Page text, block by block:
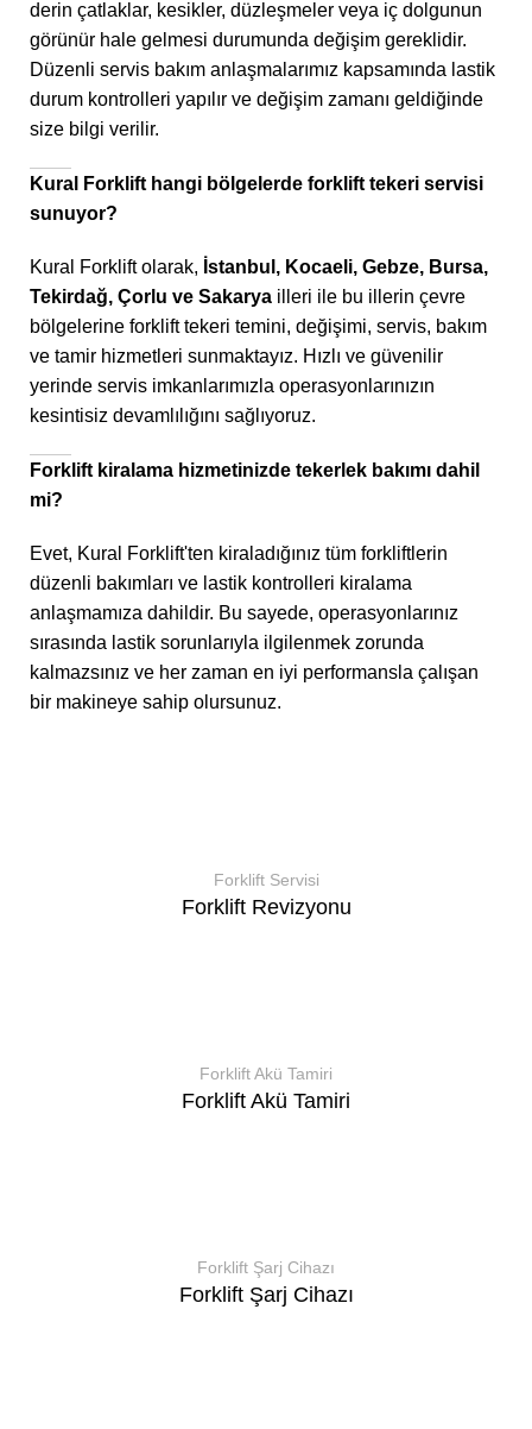
derin çatlaklar, kesikler, düzleşmeler veya iç dolgunun
görünür hale gelmesi durumunda değişim gereklidir.
Düzenli servis bakım anlaşmalarımız kapsamında lastik
durum kontrolleri yapılır ve değişim zamanı geldiğinde
size bilgi verilir.
Kural Forklift hangi bölgelerde forklift tekeri servisi
sunuyor?
Kural Forklift olarak, İstanbul, Kocaeli, Gebze, Bursa,
Tekirdağ, Çorlu ve Sakarya illeri ile bu illerin çevre
bölgelerine forklift tekeri temini, değişimi, servis, bakım
ve tamir hizmetleri sunmaktayız. Hızlı ve güvenilir
yerinde servis imkanlarımızla operasyonlarınızın
kesintisiz devamlılığını sağlıyoruz.
Forklift kiralama hizmetinizde tekerlek bakımı dahil
mi?
Evet, Kural Forklift'ten kiraladığınız tüm forkliftlerin
düzenli bakımları ve lastik kontrolleri kiralama
anlaşmamıza dahildir. Bu sayede, operasyonlarınız
sırasında lastik sorunlarıyla ilgilenmek zorunda
kalmazsınız ve her zaman en iyi performansla çalışan
bir makineye sahip olursunuz.
Forklift Servisi
Forklift Revizyonu
Forklift Akü Tamiri
Forklift Akü Tamiri
Forklift Şarj Cihazı
Forklift Şarj Cihazı